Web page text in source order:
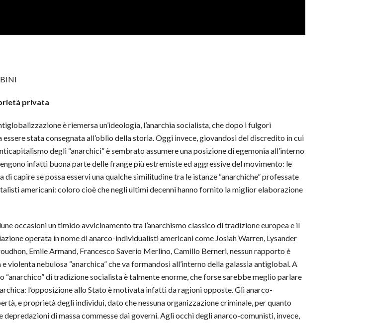
privata
è riemersa un’ideologia, l’anarchia socialista, che dopo i fulgori
stata consegnata all’oblio della storia. Oggi invece, giovandosi del discredito in cui
degli “anarchici” è sembrato assumere una posizione di egemonia all’interno
infatti buona parte delle frange più estremiste ed aggressive del movimento: le
capire se possa esservi una qualche similitudine tra le istanze “anarchiche” professate
americani: coloro cioè che negli ultimi decenni hanno fornito la miglior elaborazione
occasioni un timido avvicinamento tra l’anarchismo classico di tradizione europea e il
operata in nome di anarco-individualisti americani come Josiah Warren, Lysander
Emile Armand, Francesco Saverio Merlino, Camillo Berneri, nessun rapporto è
nebulosa “anarchica” che va formandosi all’interno della galassia antiglobal. A
di tradizione socialista è talmente enorme, che forse sarebbe meglio parlare
l’opposizione allo Stato è motivata infatti da ragioni opposte. Gli anarco-
e proprietà degli individui, dato che nessuna organizzazione criminale, per quanto
di massa commesse dai governi. Agli occhi degli anarco-comunisti, invece,